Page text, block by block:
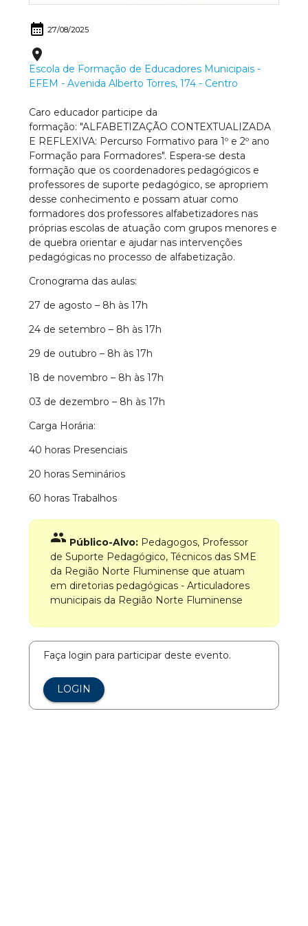
calendar_month 27/08/2025
place
Escola de Formação de Educadores Municipais -
EFEM - Avenida Alberto Torres, 174 - Centro
Caro educador participe da
formação: "ALFABETIZAÇÃO CONTEXTUALIZADA
E REFLEXIVA: Percurso Formativo para 1º e 2º ano
Formação para Formadores". Espera-se desta
formação que os coordenadores pedagógicos e
professores de suporte pedagógico, se apropriem
desse conhecimento e possam atuar como
formadores dos professores alfabetizadores nas
próprias escolas de atuação com grupos menores e
de quebra orientar e ajudar nas intervenções
pedagógicas no processo de alfabetização.
Cronograma das aulas:
27 de agosto – 8h às 17h
24 de setembro – 8h às 17h
29 de outubro – 8h às 17h
18 de novembro – 8h às 17h
03 de dezembro – 8h às 17h
Carga Horária:
40 horas Presenciais
20 horas Seminários
60 horas Trabalhos
group Público-Alvo:Pedagogos, Professor
de Suporte Pedagógico, Técnicos das SME
da Região Norte Fluminense que atuam
em diretorias pedagógicas - Articuladores
municipais da Região Norte Fluminense
Faça login para participar deste evento.
LOGIN